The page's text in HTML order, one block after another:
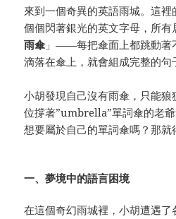
來到一個奇異的英語雨城。這
個個閃著銀光的英文字母，所
雨傘 」——每把傘面上都跳動著
滴落在傘上，就會組成完整的句
小胡發現自己沒有雨傘，只能
位撐著”umbrella”單詞傘的老
想要屬於自己的單詞傘嗎？那就
一、夢境中的語言困境
在這個奇幻雨城裡，小胡遭遇了